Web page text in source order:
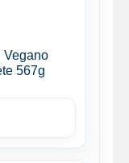
Vegano
567g